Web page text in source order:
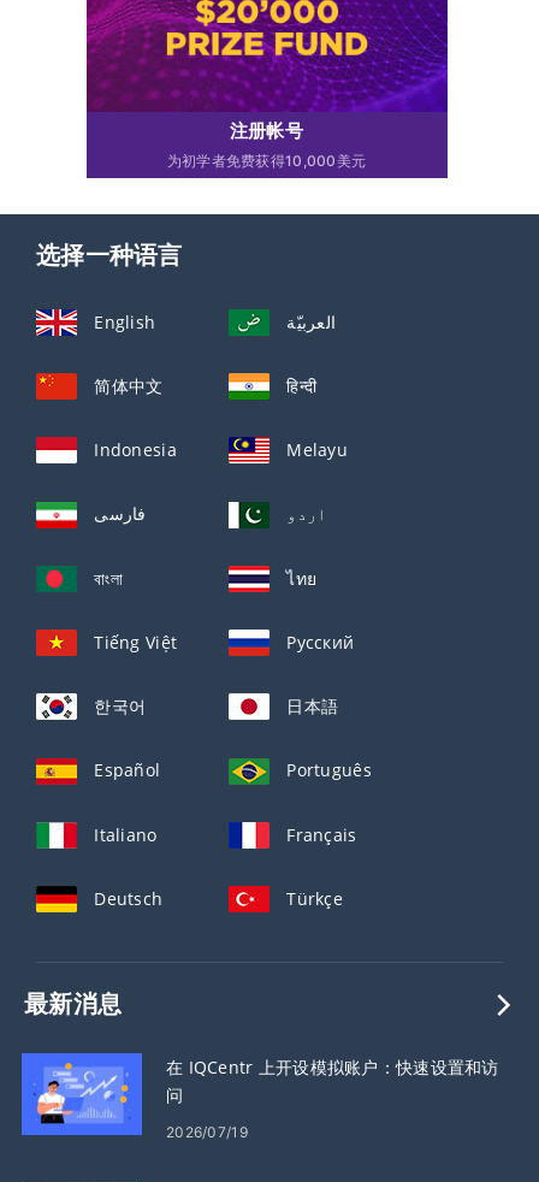
注册帐号
为初学者免费获得10,000美元
选择一种语言
English العربيّة
简体中文 हिन्दी
Indonesia Melayu
فارسی اردو
বাংলা ไทย
Tiếng Việt Русский
한국어 日本語
Español Português
Italiano Français
Deutsch Türkçe
最新消息
在 IQCentr 上开设模拟账户：快速设置和访
问
2026/07/19